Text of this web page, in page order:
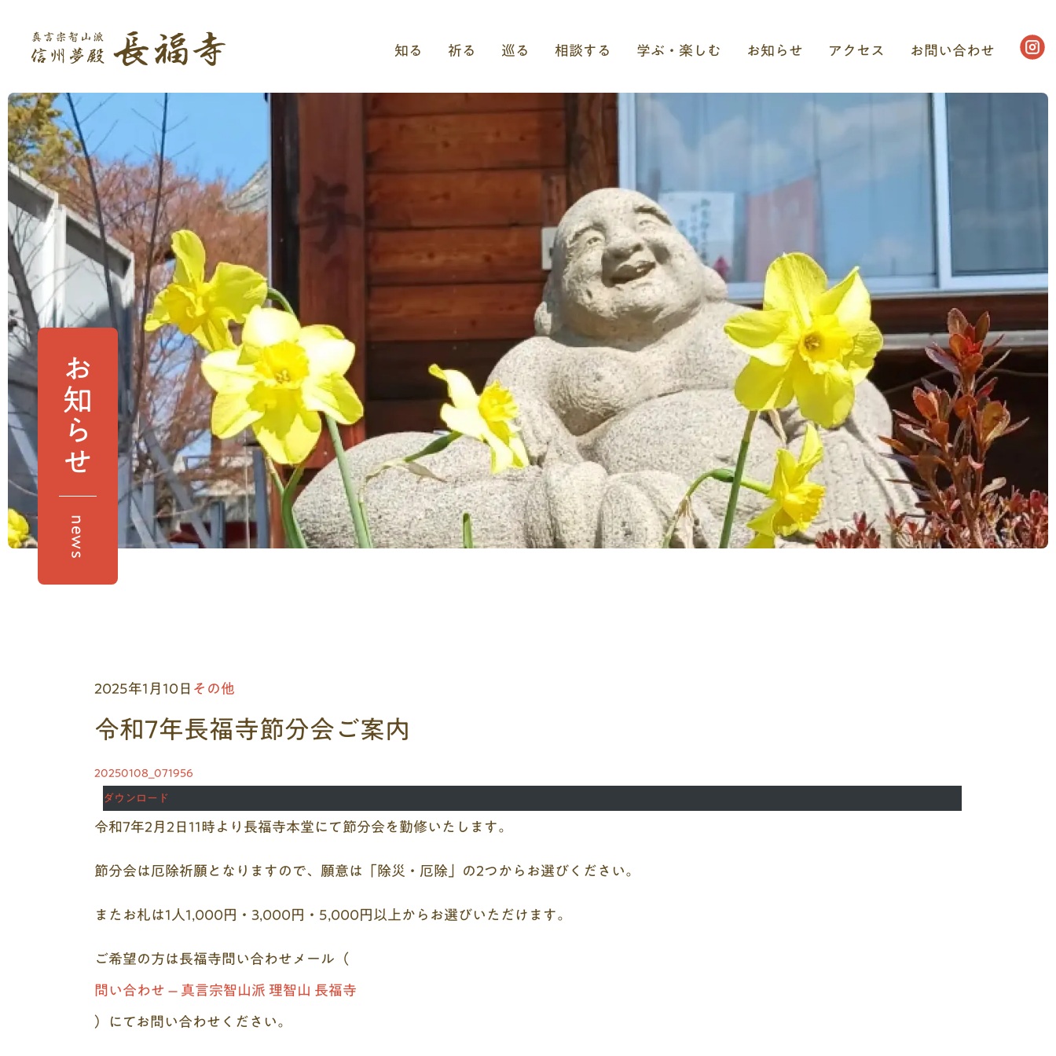
知る 祈る 巡る 相談する 学ぶ・楽しむ お知らせ アクセス お問い合わせ
お知らせ
news
2025年1月10日 その他
令和7年長福寺節分会ご案内
20250108_071956
ダウンロード
令和7年2月2日11時より長福寺本堂にて節分会を勤修いたします。
節分会は厄除祈願となりますので、願意は「除災・厄除」の2つからお選びください。
またお札は1人1,000円・3,000円・5,000円以上からお選びいただけます。
ご希望の方は長福寺問い合わせメール（
問い合わせ – 真言宗智山派 理智山 長福寺
）にてお問い合わせください。